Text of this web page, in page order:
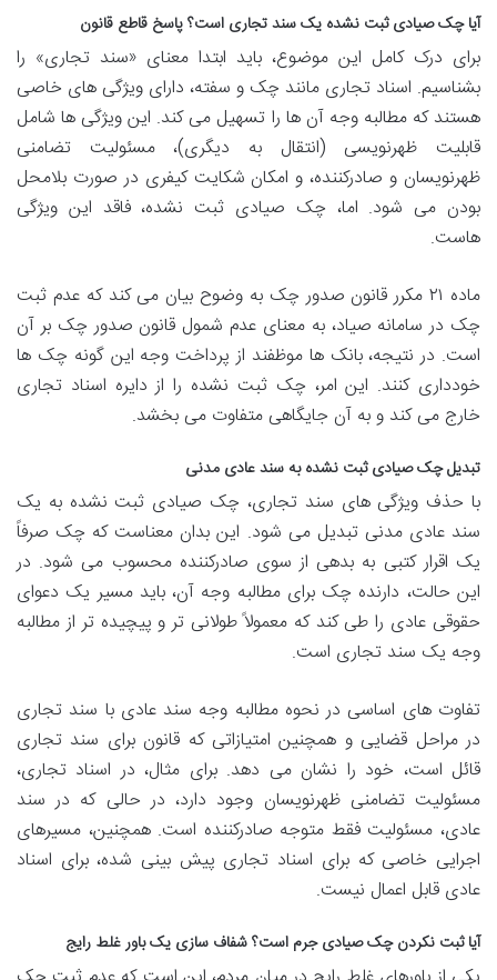
آیا چک صیادی ثبت نشده یک سند تجاری است؟ پاسخ قاطع قانون
برای درک کامل این موضوع، باید ابتدا معنای «سند تجاری» را
بشناسیم. اسناد تجاری مانند چک و سفته، دارای ویژگی های خاصی
هستند که مطالبه وجه آن ها را تسهیل می کند. این ویژگی ها شامل
قابلیت ظهرنویسی (انتقال به دیگری)، مسئولیت تضامنی
ظهرنویسان و صادرکننده، و امکان شکایت کیفری در صورت بلامحل
بودن می شود. اما، چک صیادی ثبت نشده، فاقد این ویژگی
هاست.
ماده ۲۱ مکرر قانون صدور چک به وضوح بیان می کند که عدم ثبت
چک در سامانه صیاد، به معنای عدم شمول قانون صدور چک بر آن
است. در نتیجه، بانک ها موظفند از پرداخت وجه این گونه چک ها
خودداری کنند. این امر، چک ثبت نشده را از دایره اسناد تجاری
خارج می کند و به آن جایگاهی متفاوت می بخشد.
تبدیل چک صیادی ثبت نشده به سند عادی مدنی
با حذف ویژگی های سند تجاری، چک صیادی ثبت نشده به یک
سند عادی مدنی تبدیل می شود. این بدان معناست که چک صرفاً
یک اقرار کتبی به بدهی از سوی صادرکننده محسوب می شود. در
این حالت، دارنده چک برای مطالبه وجه آن، باید مسیر یک دعوای
حقوقی عادی را طی کند که معمولاً طولانی تر و پیچیده تر از مطالبه
وجه یک سند تجاری است.
تفاوت های اساسی در نحوه مطالبه وجه سند عادی با سند تجاری
در مراحل قضایی و همچنین امتیازاتی که قانون برای سند تجاری
قائل است، خود را نشان می دهد. برای مثال، در اسناد تجاری،
مسئولیت تضامنی ظهرنویسان وجود دارد، در حالی که در سند
عادی، مسئولیت فقط متوجه صادرکننده است. همچنین، مسیرهای
اجرایی خاصی که برای اسناد تجاری پیش بینی شده، برای اسناد
عادی قابل اعمال نیست.
آیا ثبت نکردن چک صیادی جرم است؟ شفاف سازی یک باور غلط رایج